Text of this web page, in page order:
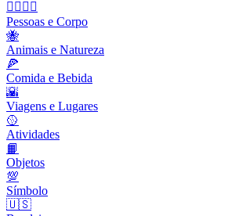
👩‍❤️‍💋‍👨
Pessoas e Corpo
🐝
Animais e Natureza
🍕
Comida e Bebida
🌇
Viagens e Lugares
🥎
Atividades
📙
Objetos
💯
Símbolo
🇺🇸